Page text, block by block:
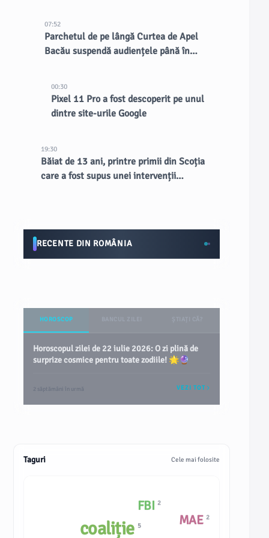
07:52
Parchetul de pe lângă Curtea de Apel
Bacău suspendă audiențele până în
00:30
Pixel 11 Pro a fost descoperit pe unul
dintre site-urile Google
19:30
Băiat de 13 ani, printre primii din Scoția
care a fost supus unei intervenții
RECENTE DIN ROMÂNIA
HOROSCOP
Horoscopul zilei de 22 iulie 2026: O zi plină de
surprize cosmice pentru toate zodiile! 🌟🔮
2 săptămâni în urmă VEZI TOT
Taguri Cele mai folosite
FBI 2
coaliție 5 MAE 2